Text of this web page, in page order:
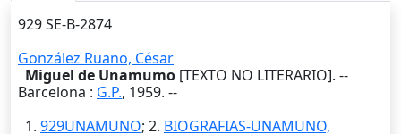
929 SE-B-2874
González Ruano, César
Miguel de Unamumo [TEXTO NO LITERARIO]. --
Barcelona : G.P., 1959. --
1. 929UNAMUNO; 2. BIOGRAFIAS-UNAMUNO,